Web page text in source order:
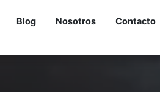
Blog Nosotros Contacto